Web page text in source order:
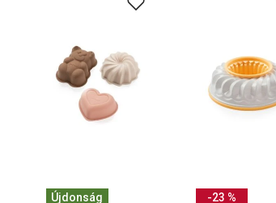
Újdonság -23 %